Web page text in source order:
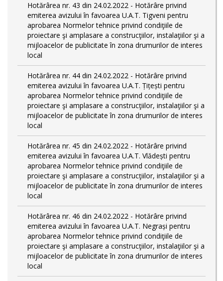
Hotărârea nr. 43 din 24.02.2022 - Hotărâre privind
emiterea avizului în favoarea U.A.T. Tigveni pentru
aprobarea Normelor tehnice privind condiţiile de
proiectare şi amplasare a construcţiilor, instalaţiilor şi a
mijloacelor de publicitate în zona drumurilor de interes
local
Hotărârea nr. 44 din 24.02.2022 - Hotărâre privind
emiterea avizului în favoarea U.A.T. Țițești pentru
aprobarea Normelor tehnice privind condiţiile de
proiectare şi amplasare a construcţiilor, instalaţiilor şi a
mijloacelor de publicitate în zona drumurilor de interes
local
Hotărârea nr. 45 din 24.02.2022 - Hotărâre privind
emiterea avizului în favoarea U.A.T. Vlădești pentru
aprobarea Normelor tehnice privind condiţiile de
proiectare şi amplasare a construcţiilor, instalaţiilor şi a
mijloacelor de publicitate în zona drumurilor de interes
local
Hotărârea nr. 46 din 24.02.2022 - Hotărâre privind
emiterea avizului în favoarea U.A.T. Negrași pentru
aprobarea Normelor tehnice privind condiţiile de
proiectare şi amplasare a construcţiilor, instalaţiilor şi a
mijloacelor de publicitate în zona drumurilor de interes
local